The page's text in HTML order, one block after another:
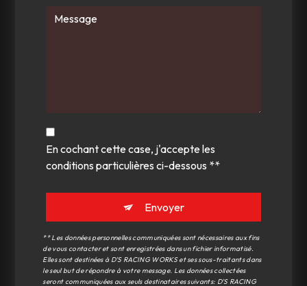
En cochant cette case, j'accepte les
conditions particulières ci-dessous **
Envoyer
** Les données personnelles communiquées sont nécessaires aux fins
de vous contacter et sont enregistrées dans un fichier informatisé.
Elles sont destinées à D'S RACING WORKS et ses sous-traitants dans
le seul but de répondre à votre message. Les données collectées
seront communiquées aux seuls destinataires suivants: D'S RACING